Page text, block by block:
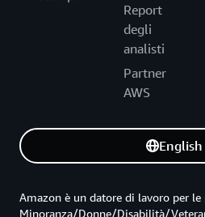
Report
degli
analisti
Partner
AWS
English
Amazon è un datore di lavoro per
Minoranza/Donne/Disabilità/